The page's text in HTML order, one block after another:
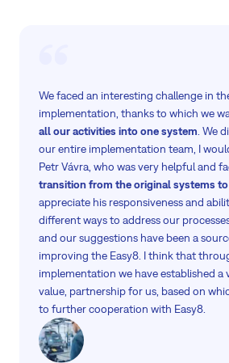
We faced an interesting challenge in
implementation, thanks to which we
all our activities into one system . We
our entire implementation team, I
Petr Vávra, who was very helpful and
transition from the original systems to
appreciate his responsiveness and
different ways to address our
and our suggestions have been a
improving the Easy8. I think that
implementation we have established
value, partnership for us, based on
to further cooperation with Easy8.